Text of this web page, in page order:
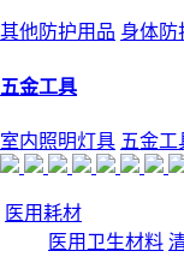
其他防护用品 身体防
五金工具
室内照明灯具 五金工
医用耗材
医用卫生材料